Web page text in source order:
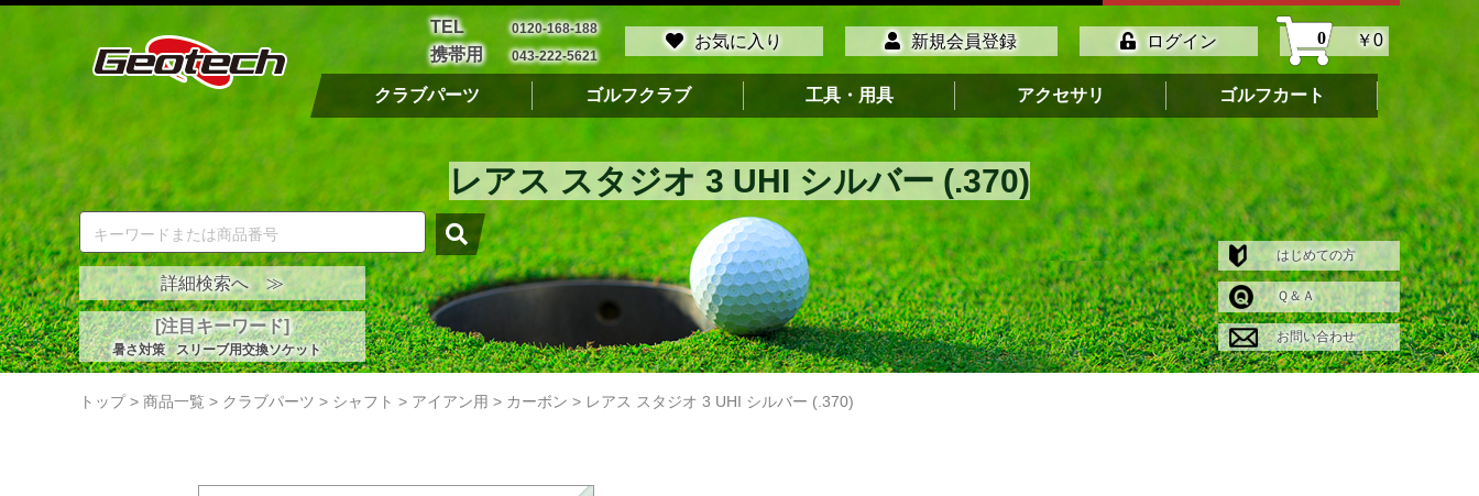
TEL 0120-168-188
携帯用 043-222-5621
お気に入り 新規会員登録 ログイン 0 ￥0
クラブパーツ ゴルフクラブ 工具・用具 アクセサリ ゴルフカート
レアス スタジオ 3 UHI シルバー (.370)
詳細検索へ ≫
[注目キーワード]
暑さ対策 スリーブ用交換ソケット
はじめての方
Ｑ＆Ａ
お問い合わせ
トップ > 商品一覧 > クラブパーツ > シャフト > アイアン用 > カーボン > レアス スタジオ 3 UHI シルバー (.370)